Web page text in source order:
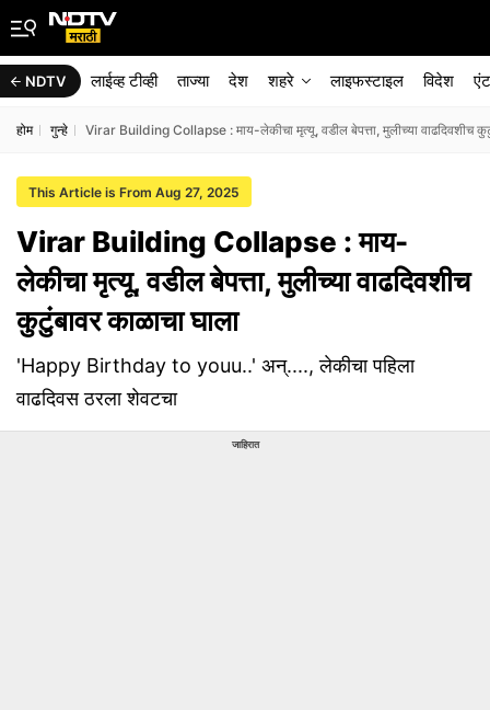
NDTV लाईव्ह टीव्ही ताज्या देश शहरे लाइफस्टाइल विदेश
होम गुन्हे Virar Building Collapse : माय-लेकीचा मृत्यू, वडील बेपत्ता, मुलीच्या वाढदिवशीच
This Article is From Aug 27, 2025
Virar Building Collapse : माय-
लेकीचा मृत्यू, वडील बेपत्ता, मुलीच्या वाढदिवशीच
कुटुंबावर काळाचा घाला
'Happy Birthday to youu..' अन्...., लेकीचा पहिला
वाढदिवस ठरला शेवटचा
जाहिरात